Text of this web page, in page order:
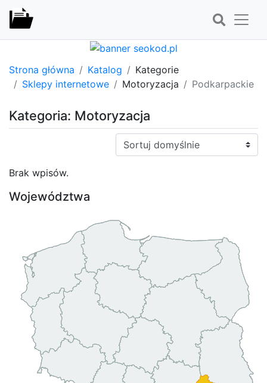
Strona główna Katalog
Kategorie
Sklepy internetowe
Motoryzacja Podkarpackie
Kategoria: Motoryzacja
Sortuj:
Brak wpisów.
Województwa